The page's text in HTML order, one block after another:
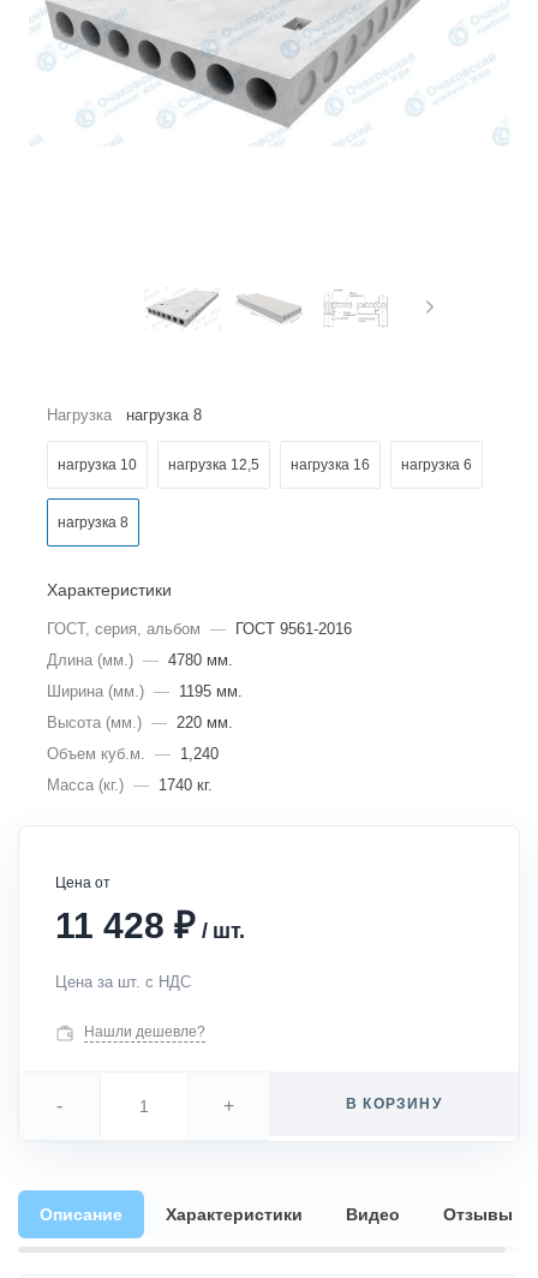
Нагрузка нагрузка 8
нагрузка 10 нагрузка 12,5 нагрузка 16 нагрузка 6
нагрузка 8
Характеристики
ГОСТ, серия, альбом —
ГОСТ 9561-2016
Длина (мм.) — 4780 мм.
Ширина (мм.) — 1195 мм.
Высота (мм.) — 220 мм.
Объем куб.м. — 1,240
Масса (кг.) — 1740 кг.
Цена от
11 428 ₽ / шт.
Цена за шт. с НДС
Нашли дешевле?
- + В КОРЗИНУ
Описание Характеристики Видео Отзывы